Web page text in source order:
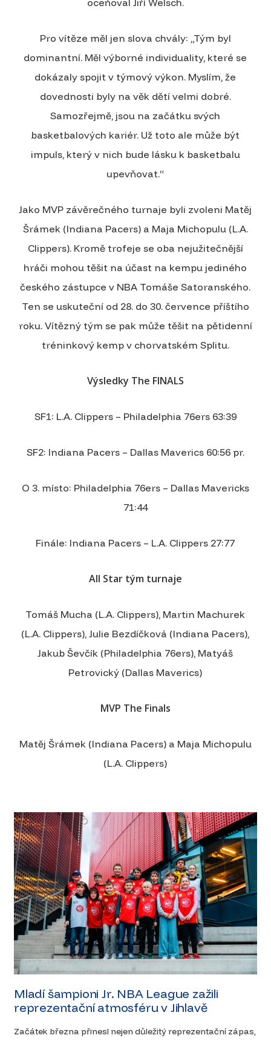
Pro vítěze měl jen slova chvály: „Tým byl
dominantní. Měl výborné individuality, které se
dokázaly spojit v týmový výkon. Myslím, že
dovednosti byly na věk dětí velmi dobré.
Samozřejmě, jsou na začátku svých
basketbalových kariér. Už toto ale může být
impuls, který v nich bude lásku k basketbalu
upevňovat.“
Jako MVP závěrečného turnaje byli zvoleni Matěj
Šrámek (Indiana Pacers) a Maja Michopulu (L.A.
Clippers). Kromě trofeje se oba nejužitečnější
hráči mohou těšit na účast na kempu jediného
českého zástupce v NBA Tomáše Satoranského.
Ten se uskuteční od 28. do 30. července příštího
roku. Vítězný tým se pak může těšit na pětidenní
tréninkový kemp v chorvatském Splitu.
Výsledky The FINALS
SF1: L.A. Clippers – Philadelphia 76ers 63:39
SF2: Indiana Pacers – Dallas Maverics 60:56 pr.
O 3. místo: Philadelphia 76ers – Dallas Mavericks
71:44
Finále: Indiana Pacers – L.A. Clippers 27:77
All Star tým turnaje
Tomáš Mucha (L.A. Clippers), Martin Machurek
(L.A. Clippers), Julie Bezdíčková (Indiana Pacers),
Jakub Ševčík (Philadelphia 76ers), Matyáš
Petrovický (Dallas Maverics)
MVP The Finals
Matěj Šrámek (Indiana Pacers) a Maja Michopulu
(L.A. Clippers)
Mladí šampioni Jr. NBA League zažili
reprezentační atmosféru v Jihlavě
Začátek března přinesl nejen důležitý reprezentační zápas,